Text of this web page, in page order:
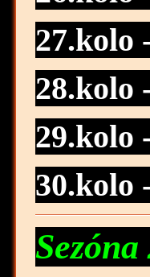
27.kolo
28.kolo
29.kolo
30.kolo